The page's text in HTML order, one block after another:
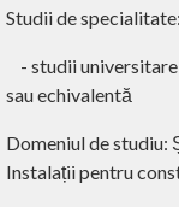
Studii de specialitate:
- studii
sau echivalentă
Domeniul de studiu:
Instalații pentru